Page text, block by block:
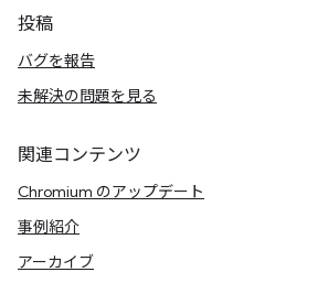
投稿
バグを報告
未解決の問題を見る
関連コンテンツ
Chromium のアップデート
事例紹介
アーカイブ